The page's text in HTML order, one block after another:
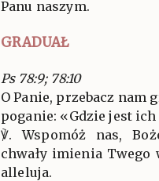
Panu naszym.
GRADUAŁ
Ps 78:9; 78:10
O Panie, przebacz nam
poganie: «Gdzie jest ich
℣. Wspomóż nas,
chwały imienia Twego
alleluja.